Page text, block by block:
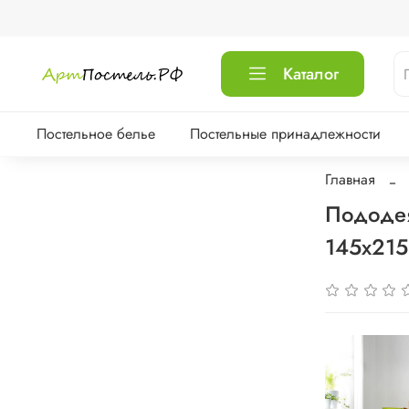
Каталог
Постельное белье Постельные принадлежности
Главная
145х215